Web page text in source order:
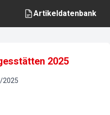
Artikeldatenbank
2025
/2025